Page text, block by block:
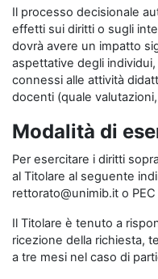
Il processo decisionale
effetti sui diritti o sugli
dovrà avere un impatto
aspettative degli
connessi alle attività
docenti (quale
Modalità di
Per esercitare i diritti
al Titolare al seguente
rettorato@unimib.it o
Il Titolare è tenuto a
ricezione della richiesta,
a tre mesi nel caso di